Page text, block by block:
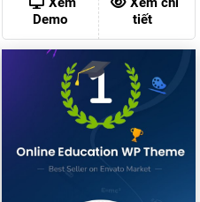
80,000
Demo
tiết